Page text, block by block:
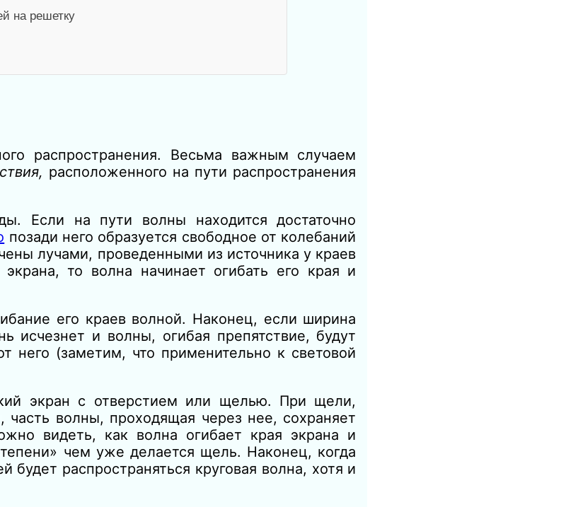
на решетку
распространения. Весьма важным случаем
расположенного на пути распространения
Если на пути волны находится достаточно
позади него образуется свободное от колебаний
лучами, проведенными из источника у краев
то волна начинает огибать его края и
его краев волной. Наконец, если ширина
исчезнет и волны, огибая препятствие, будут
него (заметим, что применительно к световой
экран с отверстием или щелью. При щели,
волны, проходящая через нее, сохраняет
видеть, как волна огибает края экрана и
чем уже делается щель. Наконец, когда
распространяться круговая волна, хотя и